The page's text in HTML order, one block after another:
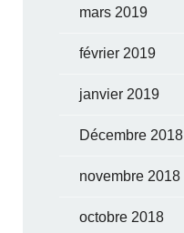
mars 2019
février 2019
janvier 2019
Décembre 2018
novembre 2018
octobre 2018